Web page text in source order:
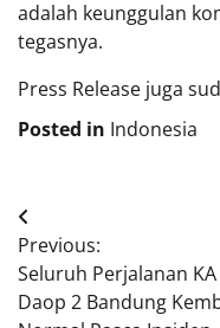
adalah keunggulan
tegasnya.
Press Release juga
Posted in Indonesia
Post
navigation
Previous:
Seluruh Perjalanan
Daop 2 Bandung